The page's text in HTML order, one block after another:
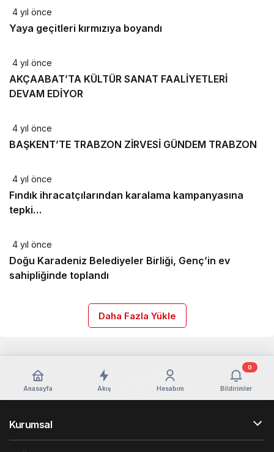
4 yıl önce
Yaya geçitleri kırmızıya boyandı
4 yıl önce
AKÇAABAT’TA KÜLTÜR SANAT FAALİYETLERİ
DEVAM EDİYOR
4 yıl önce
BAŞKENT’TE TRABZON ZİRVESİ GÜNDEM TRABZON
4 yıl önce
Fındık ihracatçılarından karalama kampanyasına
tepki…
4 yıl önce
Doğu Karadeniz Belediyeler Birliği, Genç’in ev
sahipliğinde toplandı
Daha Fazla Yükle
Anasayfa Akış Hesabım Bildirimler
0
Kurumsal